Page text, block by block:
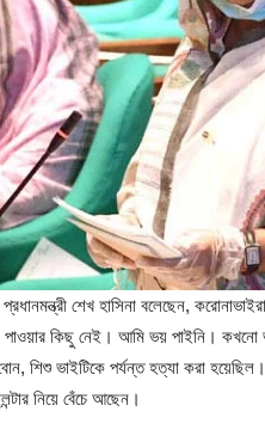
প্রধানমন্ত্রী শেখ হাসিনা বলেছেন,
কিছু নেই। আমি ভয় পাইনি। কখনো
শিশু ভাইটিকে পর্যন্ত হত্যা করা
নিয়ে বেঁচে আছেন।